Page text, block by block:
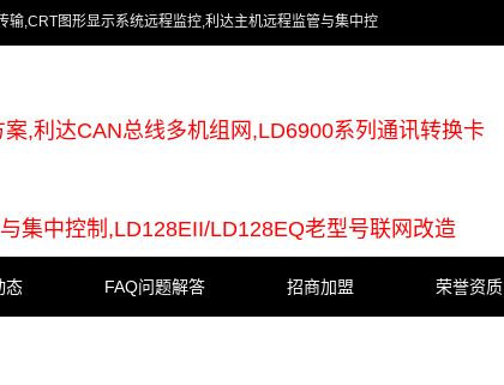
,CRT图形显示系统远程监控,利达主机远程监管与集中控
,利达CAN总线多机组网,LD6900系列通讯转换卡
集中控制,LD128EII/LD128EQ老型号联网改造
态 FAQ问题解答 招商加盟 荣誉资质